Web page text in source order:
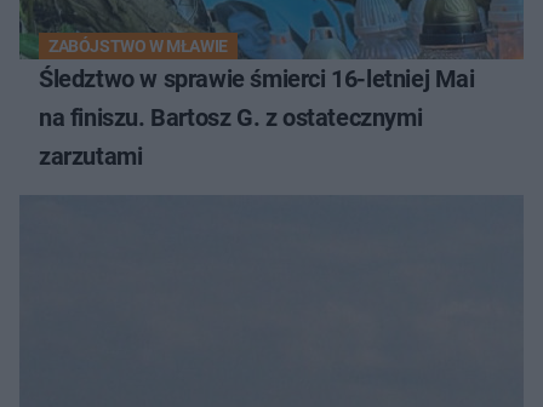
ZABÓJSTWO W MŁAWIE
Śledztwo w sprawie śmierci 16-letniej Mai
na finiszu. Bartosz G. z ostatecznymi
zarzutami